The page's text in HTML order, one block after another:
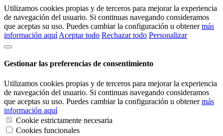
Utilizamos cookies propias y de terceros para mejorar la experiencia
de navegación del usuario. Si continuas navegando consideramos
que aceptas su uso. Puedes cambiar la configuración u obtenermás
información aquí Aceptar todo Rechazar todo Personalizar
Gestionar las preferencias de consentimiento
Utilizamos cookies propias y de terceros para mejorar la experiencia
de navegación del usuario. Si continuas navegando consideramos
que aceptas su uso. Puedes cambiar la configuración u obtenermás
información aquí
Cookie estrictamente necesaria
Cookies funcionales